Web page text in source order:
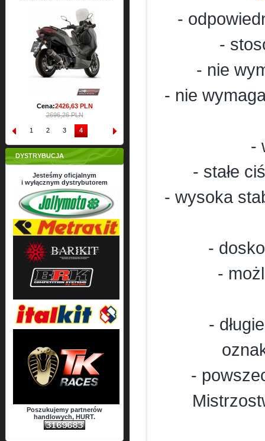
Cena:2426, 63PLN
2696,26 PLN
1 2 3 4
DYSTRYBUCJA
Jesteśmy oficjalnym
i wyłącznym dystrybutorem
Poszukujemy partnerów
handlowych, HURT.
-
-
- nie
- nie
-
- stałe
- wysoka
-
-
-
-